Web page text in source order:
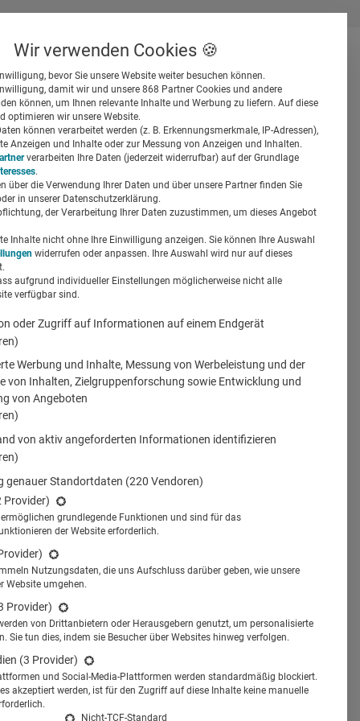
Suchen
von
Wir verwenden Cookies 🍪
bevor Sie unsere Website weiter besuchen können.
damit wir und unsere 868 Partner Cookies und andere
können, um Ihnen relevante Inhalte und Werbung zu liefern. Auf diese
optimieren wir unsere Website.
können verarbeitet werden (z. B. Erkennungsmerkmale, IP-Adressen),
Anzeigen und Inhalte oder zur Messung von Anzeigen und Inhalten.
verarbeiten Ihre Daten (jederzeit widerrufbar) auf der Grundlage
.
über die Verwendung Ihrer Daten und über unsere Partner finden Sie
in unserer Datenschutzerklärung.
der Verarbeitung Ihrer Daten zuzustimmen, um dieses Angebot
Inhalte nicht ohne Ihre Einwilligung anzeigen. Sie können Ihre Auswahl
widerrufen oder anpassen. Ihre Auswahl wird nur auf dieses
aufgrund individueller Einstellungen möglicherweise nicht alle
verfügbar sind.
oder Zugriff auf Informationen auf einem Endgerät
Werbung und Inhalte, Messung von Werbeleistung und der
von Inhalten, Zielgruppenforschung sowie Entwicklung und
von Angeboten
von aktiv angeforderten Informationen identifizieren
genauer Standortdaten (220 Vendoren)
Provider)
ermöglichen grundlegende Funktionen und sind für das
der Website erforderlich.
Nutzungsdaten, die uns Aufschluss darüber geben, wie unsere
Website umgehen.
Provider)
von Drittanbietern oder Herausgebern genutzt, um personalisierte
Sie tun dies, indem sie Besucher über Websites hinweg verfolgen.
(3 Provider)
und Social-Media-Plattformen werden standardmäßig blockiert.
akzeptiert werden, ist für den Zugriff auf diese Inhalte keine manuelle
Nicht-TCF-Standard